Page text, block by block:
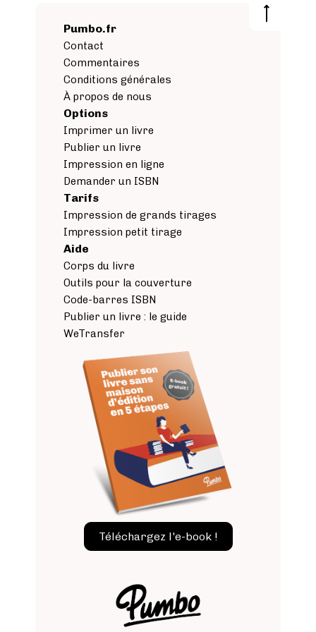
fgdhnfhgefsdvc
Pumbo.fr
Contact
Commentaires
Conditions générales
À propos de nous
Options
Imprimer un livre
Publier un livre
Impression en ligne
Demander un ISBN
Tarifs
Impression de grands tirages
Impression petit tirage
Aide
Corps du livre
Outils pour la couverture
Code-barres ISBN
Publier un livre : le guide
WeTransfer
Téléchargez l'e-book !